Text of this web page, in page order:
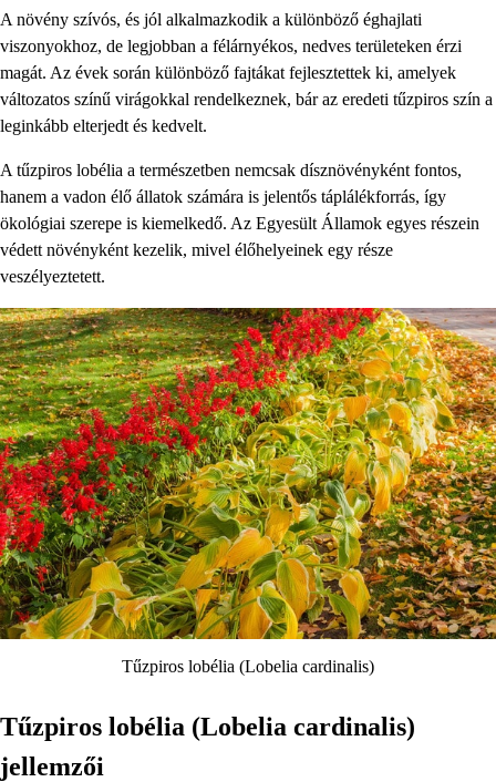
A növény szívós, és jól alkalmazkodik a különböző éghajlati
viszonyokhoz, de legjobban a félárnyékos, nedves területeken érzi
magát. Az évek során különböző fajtákat fejlesztettek ki, amelyek
változatos színű virágokkal rendelkeznek, bár az eredeti tűzpiros szín a
leginkább elterjedt és kedvelt.
A tűzpiros lobélia a természetben nemcsak dísznövényként fontos,
hanem a vadon élő állatok számára is jelentős táplálékforrás, így
ökológiai szerepe is kiemelkedő. Az Egyesült Államok egyes részein
védett növényként kezelik, mivel élőhelyeinek egy része
veszélyeztetett.
Tűzpiros lobélia (Lobelia cardinalis)
Tűzpiros lobélia (Lobelia cardinalis)
jellemzői